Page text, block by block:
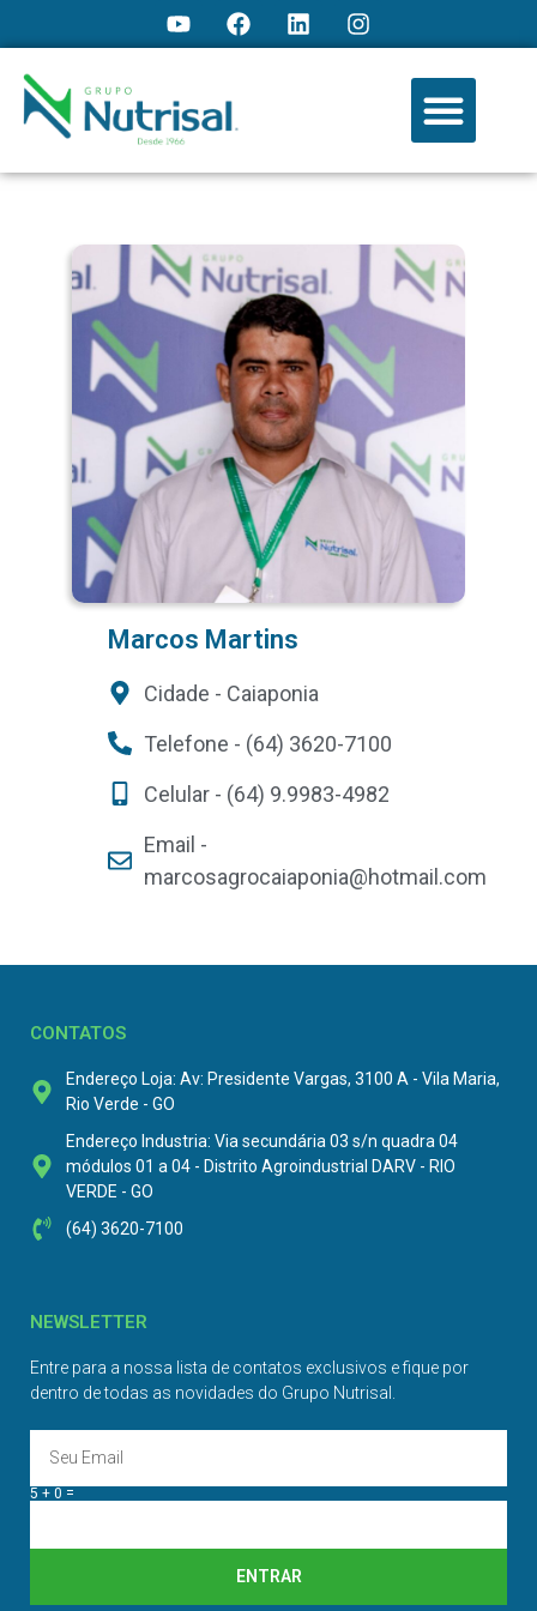
Marcos Martins
Cidade - Caiaponia
Telefone - (64) 3620-7100
Celular - (64) 9.9983-4982
Email -
marcosagrocaiaponia@hotmail.com
CONTATOS
Endereço Loja: Av: Presidente Vargas, 3100 A - Vila Maria,
Rio Verde - GO
Endereço Industria: Via secundária 03 s/n quadra 04
módulos 01 a 04 - Distrito Agroindustrial DARV - RIO
VERDE - GO
(64) 3620-7100
NEWSLETTER
Entre para a nossa lista de contatos exclusivos e fique por
dentro de todas as novidades do Grupo Nutrisal.
5 + 0 =
ENTRAR